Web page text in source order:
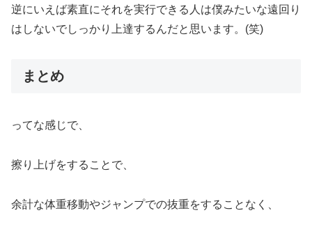
逆にいえば素直にそれを実行できる人は僕みたいな遠回り
はしないでしっかり上達するんだと思います。(笑)
まとめ
ってな感じで、
擦り上げをすることで、
余計な体重移動やジャンプでの抜重をすることなく、